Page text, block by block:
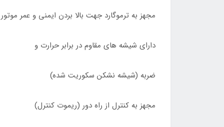
مجهز به ترموگارد جهت بالا بردن ایمنی و عمر
دارای شیشه های مقاوم در برابر حرارت و
ضربه (شیشه نشکن سکوریت شده)
مجهز به کنترل از راه دور (ریموت کنترل)